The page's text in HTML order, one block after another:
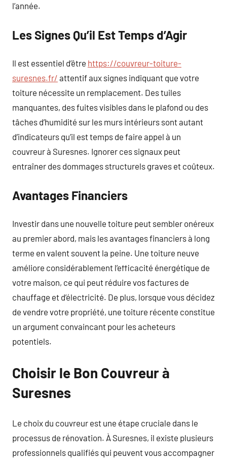
l’année.
Les Signes Qu’il Est Temps d’Agir
Il est essentiel d’être https://couvreur-toiture-
suresnes.fr/ attentif aux signes indiquant que votre
toiture nécessite un remplacement. Des tuiles
manquantes, des fuites visibles dans le plafond ou des
tâches d’humidité sur les murs intérieurs sont autant
d’indicateurs qu’il est temps de faire appel à un
couvreur à Suresnes. Ignorer ces signaux peut
entraîner des dommages structurels graves et coûteux.
Avantages Financiers
Investir dans une nouvelle toiture peut sembler onéreux
au premier abord, mais les avantages financiers à long
terme en valent souvent la peine. Une toiture neuve
améliore considérablement l’efficacité énergétique de
votre maison, ce qui peut réduire vos factures de
chauffage et d’électricité. De plus, lorsque vous décidez
de vendre votre propriété, une toiture récente constitue
un argument convaincant pour les acheteurs
potentiels.
Choisir le Bon Couvreur à
Suresnes
Le choix du couvreur est une étape cruciale dans le
processus de rénovation. À Suresnes, il existe plusieurs
professionnels qualifiés qui peuvent vous accompagner